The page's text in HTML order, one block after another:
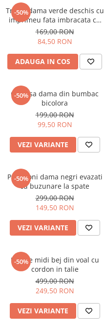
-50%
Tricou dama verde deschis cu
imprimeu fata imbracata cu
alb si inghetata in mana
169,00 RON
84,50 RON
ADAUGA IN COS
-50%
Camasa dama din bumbac
bicolora
199,00 RON
99,50 RON
VEZI VARIANTE
-50%
Pantaloni dama negri evazati
cu buzunare la spate
299,00 RON
149,50 RON
VEZI VARIANTE
-50%
Rochie midi bej din voal cu
cordon in talie
499,00 RON
249,50 RON
VEZI VARIANTE